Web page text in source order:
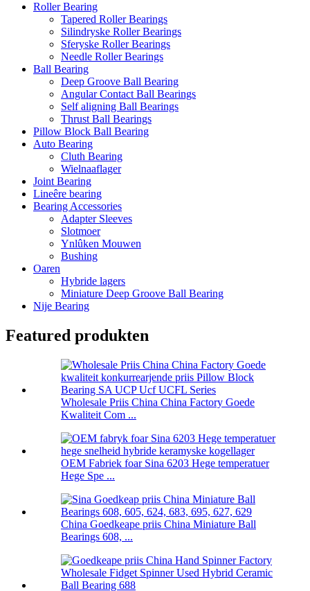
Roller Bearing
Tapered Roller Bearings
Silindryske Roller Bearings
Sferyske Roller Bearings
Needle Roller Bearings
Ball Bearing
Deep Groove Ball Bearing
Angular Contact Ball Bearings
Self aligning Ball Bearings
Thrust Ball Bearings
Pillow Block Ball Bearing
Auto Bearing
Cluth Bearing
Wielnaaflager
Joint Bearing
Lineêre bearing
Bearing Accessories
Adapter Sleeves
Slotmoer
Ynlûken Mouwen
Bushing
Oaren
Hybride lagers
Miniature Deep Groove Ball Bearing
Nije Bearing
Featured produkten
Wholesale Priis China China Factory Goede
Kwaliteit Com ...
OEM Fabriek foar Sina 6203 Hege temperatuer
Hege Spe ...
China Goedkeape priis China Miniature Ball
Bearings 608, ...